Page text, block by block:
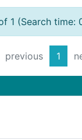
1 (Search time:
previous 1